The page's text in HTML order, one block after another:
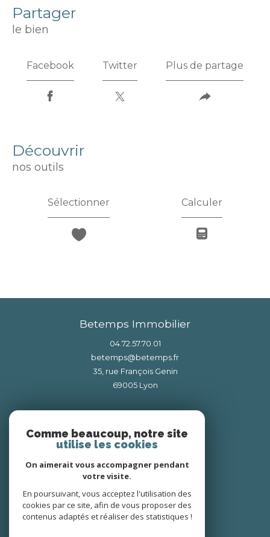
partager
le bien
Facebook Twitter Plus de partage
découvrir
nos outils
Sélectionner Calculer
Betemps Immobilier
04.72.57.70.01
betemps@betemps.fr
35, rue François Genin
69005
lyon
Nous suivre sur
Adhérents
Comme beaucoup, notre site
utilise les cookies
On aimerait vous accompagner pendant
votre visite.
En poursuivant, vous acceptez l'utilisation des
cookies par ce site, afin de vous proposer des
contenus adaptés et réaliser des statistiques !